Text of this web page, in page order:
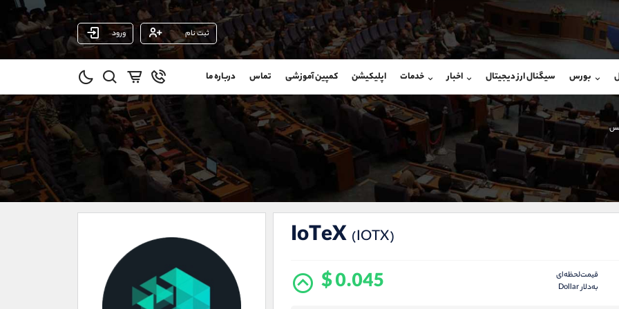
ثبت نام ورود
بورس سیگنال ارز دیجیتال اخبار خدمات اپلیکیشن کمپین آموزشی تماس درباره ما
IoTeX (IOTX)
قیمت‌لحظه‌ای
به‌دلار Dollar
$ 0.045
شروع گفتگو
@Armteam_admin_104
104
شروع گفتگو
@Armteam_admin_por
داخلی 107
(محسن یزدی)
09304891085
واتساپ شروع گفتگو
تلگرام @Armteam_admin_103
021-22021030
021-22021040
@alireza.mehrabii
@alirezamehrabi_com
@alirezamehrabi_official